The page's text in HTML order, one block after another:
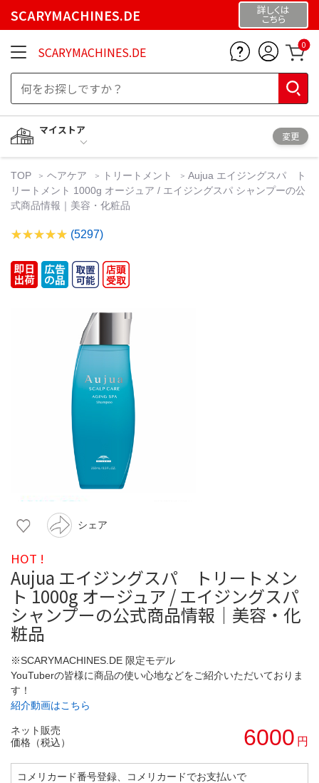
SCARYMACHINES.DE 詳しくは
こちら
SCARYMACHINES.DE 0
マイストア
変更
TOP ヘアケア トリートメント
Aujua エイジングスパ ト
リートメント 1000g オージュア / エイジングスパ シャンプーの公
式商品情報｜美容・化粧品
(5297)
シェア
HOT !
Aujua エイジングスパ トリートメン
ト 1000g オージュア / エイジングスパ
シャンプーの公式商品情報｜美容・化
粧品
※SCARYMACHINES.DE 限定モデル
YouTuberの皆様に商品の使い心地などをご紹介いただいておりま
す！
紹介動画はこちら
ネット販売
価格（税込）
6000 円
コメリカード番号登録、コメリカードでお支払いで